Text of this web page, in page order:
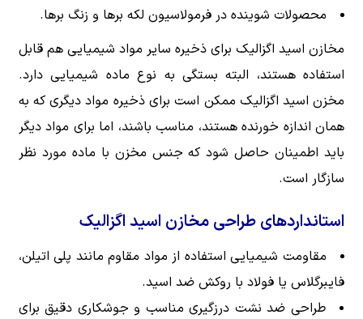
محصولات شوینده در فرمولاسیون لکه برها و زنگ برها.
مخازن اسید اگزالیک برای ذخیره سایر مواد شیمیایی هم قابل
استفاده هستند، البته بستگی به نوع ماده شیمیایی دارد.
مخزن اسید اگزالیک ممکن است برای ذخیره مواد دیگری که به
همان اندازه خورنده هستند، مناسب باشند، اما برای مواد دیگر
باید اطمینان حاصل شود که جنس مخزن با ماده مورد نظر
سازگار است.
استانداردهای طراحی مخازن اسید اگزالیک
مقاومت شیمیایی استفاده از مواد مقاوم مانند پلی اتیلن،
فایبرگلاس یا فولاد با روکش ضد اسید.
طراحی ضد نشت درزگیری مناسب و جوشکاری دقیق برای